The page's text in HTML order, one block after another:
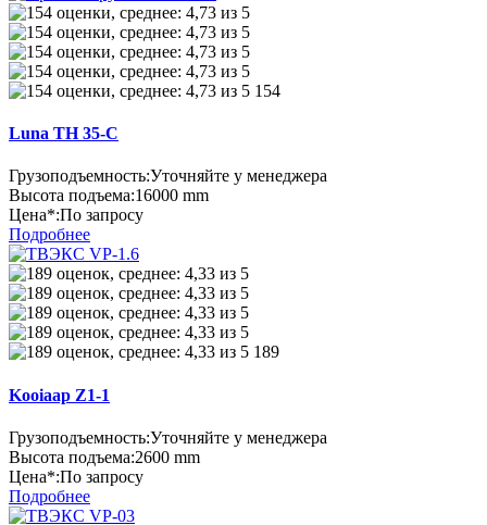
154
Luna TH 35-C
Грузоподъемность:Уточняйте у менеджера
Высота подъема:16000 mm
Цена*:По запросу
Подробнее
189
Kooiaap Z1-1
Грузоподъемность:Уточняйте у менеджера
Высота подъема:2600 mm
Цена*:По запросу
Подробнее